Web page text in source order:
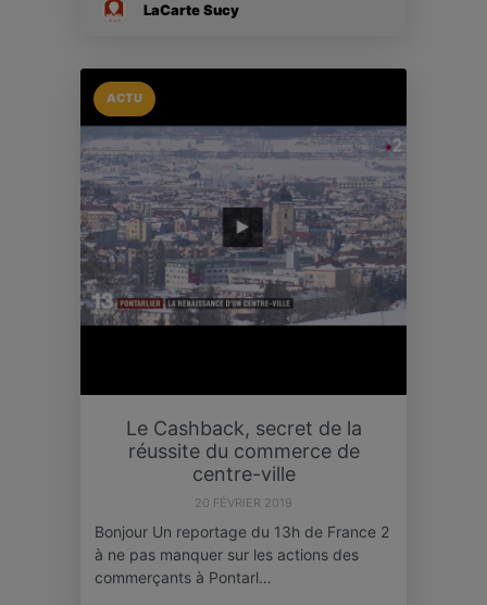
LaCarte Sucy
ACTU
Le Cashback, secret de la
réussite du commerce de
centre-ville
20 FÉVRIER 2019
Bonjour Un reportage du 13h de France 2
à ne pas manquer sur les actions des
commerçants à Pontarl…